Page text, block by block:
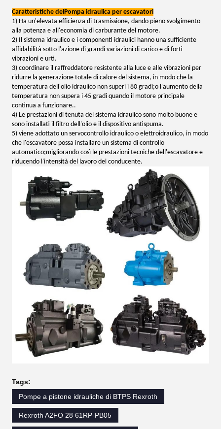
Caratteristiche del Pompa idraulica per escavatori
1) Ha un'elevata efficienza di trasmissione, dando pieno svolgimento
alla potenza e all'economia di carburante del motore.
2) Il sistema idraulico e i componenti idraulici hanno una sufficiente
affidabilità sotto l'azione di grandi variazioni di carico e di forti
vibrazioni e urti.
3) coordinare il raffreddatore resistente alla luce e alle vibrazioni per
ridurre la generazione totale di calore del sistema, in modo che la
temperatura dell'olio idraulico non superi i 80 gradi;o l'aumento della
temperatura non supera i 45 gradi quando il motore principale
continua a funzionare..
4) Le prestazioni di tenuta del sistema idraulico sono molto buone e
sono installati il filtro dell'olio e il dispositivo antispuma.
5) viene adottato un servocontrollo idraulico o elettroidraulico, in modo
che l'escavatore possa installare un sistema di controllo
automatico;migliorando così le prestazioni tecniche dell'escavatore e
riducendo l'intensità del lavoro del conducente.
Tags:
Pompe a pistone idrauliche di BTPS Rexroth
Rexroth A2FO 28 61RP-PB05